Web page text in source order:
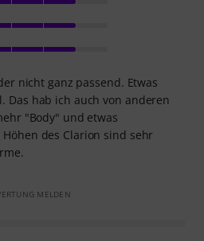
nicht ganz passend. Etwas
Das hab ich auch von anderen
"Body" und etwas
des Clarion sind sehr
MELDEN